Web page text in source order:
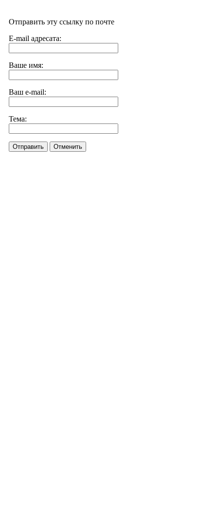
Отправить эту ссылку по почте
E-mail адресата:
Ваше имя:
Ваш e-mail:
Тема:
Отправить Отменить